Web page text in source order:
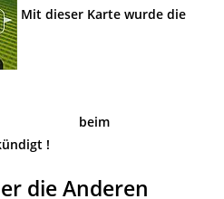
Mit dieser Karte wurde die
!
die Anderen